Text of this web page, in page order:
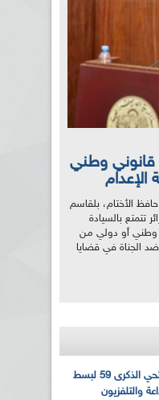
قانوني وطني
الأختام، بلقاسم
تتمتع بالسيادة
وطني أو دولي من
الجناة في قضايا
الإذاعة الجزائرية تحي الذكرى 59 لبسط
والتلفزيون